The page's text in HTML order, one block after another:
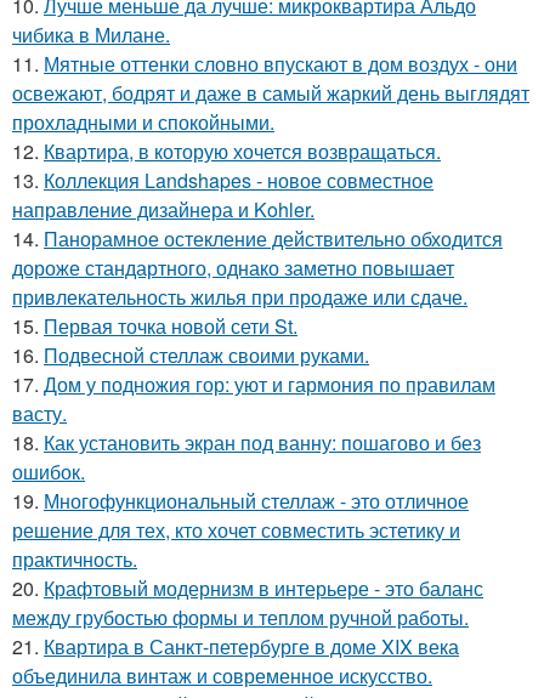
10. Лучше меньше да лучше: микроквартира Альдо
чибика в Милане.
11. Мятные оттенки словно впускают в дом воздух - они
освежают, бодрят и даже в самый жаркий день выглядят
прохладными и спокойными.
12. Квартира, в которую хочется возвращаться.
13. Коллекция Landshapes - новое совместное
направление дизайнера и Kohler.
14. Панорамное остекление действительно обходится
дороже стандартного, однако заметно повышает
привлекательность жилья при продаже или сдаче.
15. Первая точка новой сети St.
16. Подвесной стеллаж своими руками.
17. Дом у подножия гор: уют и гармония по правилам
васту.
18. Как установить экран под ванну: пошагово и без
ошибок.
19. Многофункциональный стеллаж - это отличное
решение для тех, кто хочет совместить эстетику и
практичность.
20. Крафтовый модернизм в интерьере - это баланс
между грубостью формы и теплом ручной работы.
21. Квартира в Санкт-петербурге в доме XIX века
объединила винтаж и современное искусство.